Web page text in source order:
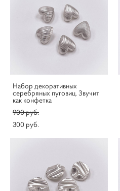
Набор декоративных
серебряных пуговиц. Звучит
как конфетка
900 pуб.
300 pуб.